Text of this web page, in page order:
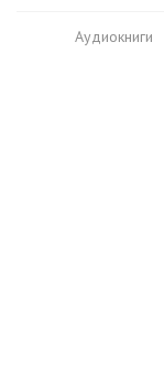
Аудиокниги